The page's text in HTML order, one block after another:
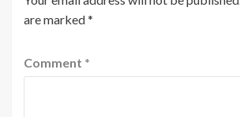
are marked*
Comment *